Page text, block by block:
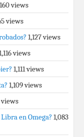
views
views
1,127 views
views
1,111 views
1,109 views
views
en Omega? 1,083